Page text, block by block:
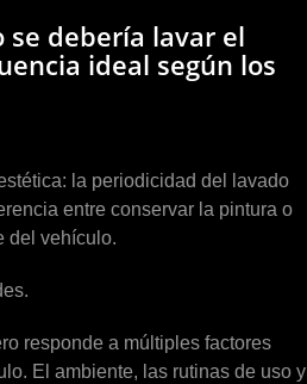
se debería lavar el
ideal según los
la periodicidad del lavado
entre conservar la pintura o
del vehículo.
responde a múltiples factores
El ambiente, las rutinas de uso y